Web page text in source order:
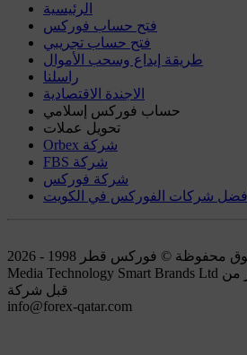
الرئيسية
فتح حساب فوركس
فتح حساب تجريبي
طريقة إيداع وسحب الأموال
راسلنا
الاجندة الاقتصادية
حساب فوركس إسلامي
تحويل عملات
Orbex شركة
FBS شركة
شركة فوركس
افضل شركات الفوركس في الكويت
محفوظة © فوركس قطر 1998 - 2026
Media Technology Smart Brands Ltd هذا الموقع مملوك و يدار من
قبل شركة
info@forex-qatar.com